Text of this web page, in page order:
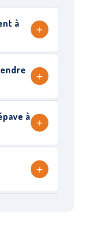
à
+
+
à +
+